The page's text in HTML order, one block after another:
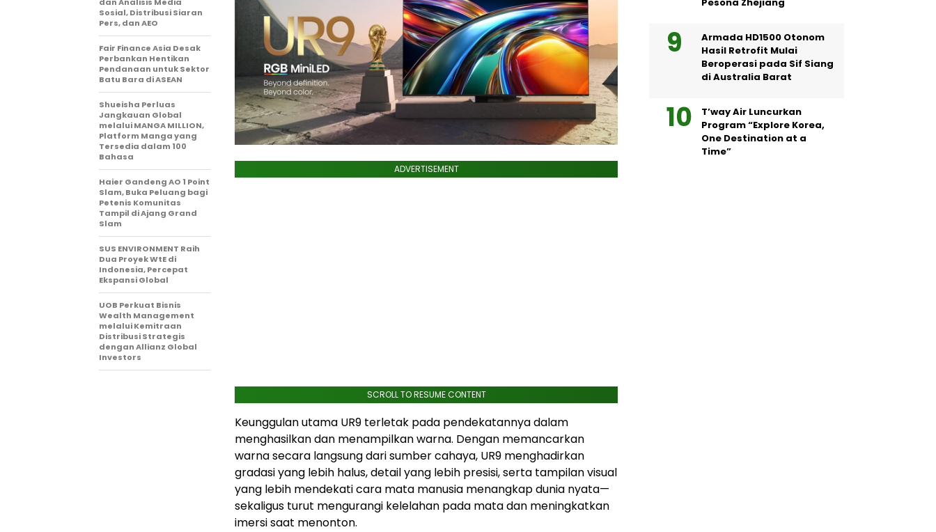
ADVERTISEMENT
SCROLL TO RESUME CONTENT
Keunggulan utama UR9 terletak pada pendekatannya dalam
menghasilkan dan menampilkan warna. Dengan memancarkan
warna secara langsung dari sumber cahaya, UR9 menghadirkan
gradasi yang lebih halus, detail yang lebih presisi, serta tampilan visual
yang lebih mendekati cara mata manusia menangkap dunia nyata—
sekaligus turut mengurangi kelelahan pada mata dan meningkatkan
imersi saat menonton.
Sosial, Distribusi Siaran
Pers, dan AEO
Fair Finance Asia Desak
Perbankan Hentikan
Pendanaan untuk Sektor
Batu Bara di ASEAN
Shueisha Perluas
Jangkauan Global
melalui MANGA MILLION,
Platform Manga yang
Tersedia dalam 100
Bahasa
Haier Gandeng AO 1 Point
Slam, Buka Peluang bagi
Petenis Komunitas
Tampil di Ajang Grand
Slam
SUS ENVIRONMENT Raih
Dua Proyek WtE di
Indonesia, Percepat
Ekspansi Global
UOB Perkuat Bisnis
Wealth Management
melalui Kemitraan
Distribusi Strategis
dengan Allianz Global
Investors
Armada HD1500 Otonom
Hasil Retrofit Mulai
Beroperasi pada Sif Siang
di Australia Barat
T’way Air Luncurkan
Program “Explore Korea,
One Destination at a
Time”